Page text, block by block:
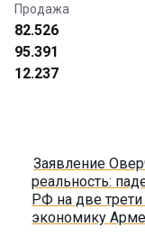
Продажа
82.526
95.391
12.237
Заявление
реальность:
РФ на две
экономику